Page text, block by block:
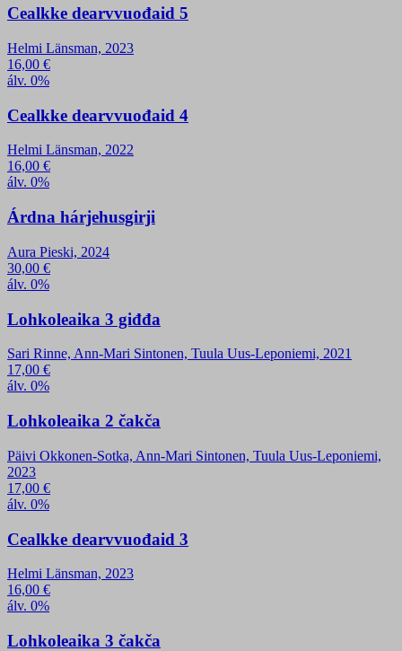
Cealkke dearvvuođaid 5
Helmi Länsman, 2023
16,00 €
álv. 0%
Cealkke dearvvuođaid 4
Helmi Länsman, 2022
16,00 €
álv. 0%
Árdna hárjehusgirji
Aura Pieski, 2024
30,00 €
álv. 0%
Lohkoleaika 3 giđđa
Sari Rinne, Ann-Mari Sintonen, Tuula Uus-Leponiemi, 2021
17,00 €
álv. 0%
Lohkoleaika 2 čakča
Päivi Okkonen-Sotka, Ann-Mari Sintonen, Tuula Uus-Leponiemi,
2023
17,00 €
álv. 0%
Cealkke dearvvuođaid 3
Helmi Länsman, 2023
16,00 €
álv. 0%
Lohkoleaika 3 čakča